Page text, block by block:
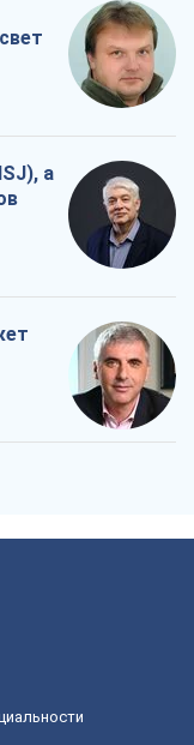
а